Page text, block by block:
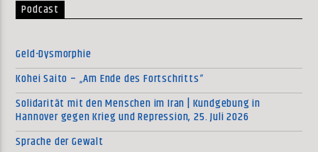
Podcast
Geld-Dysmorphie
Kohei Saito – „Am Ende des Fortschritts“
Solidarität mit den Menschen im Iran | Kundgebung in
Hannover gegen Krieg und Repression, 25. Juli 2026
Sprache der Gewalt